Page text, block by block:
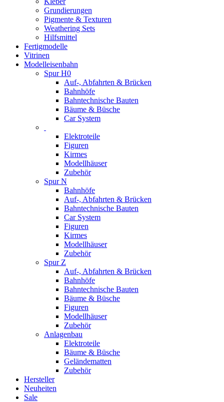
Grundierungen
Pigmente & Texturen
Weathering Sets
Hilfsmittel
Fertigmodelle
Vitrinen
Modelleisenbahn
Spur H0
Auf-, Abfahrten & Brücken
Bahnhöfe
Bahntechnische Bauten
Bäume & Büsche
Car System
Elektroteile
Figuren
Kirmes
Modellhäuser
Zubehör
Spur N
Bahnhöfe
Auf-, Abfahrten & Brücken
Bahntechnische Bauten
Car System
Figuren
Kirmes
Modellhäuser
Zubehör
Spur Z
Auf-, Abfahrten & Brücken
Bahnhöfe
Bahntechnische Bauten
Bäume & Büsche
Figuren
Modellhäuser
Zubehör
Anlagenbau
Elektroteile
Bäume & Büsche
Geländematten
Zubehör
Hersteller
Neuheiten
Sale